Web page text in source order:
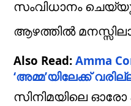
സംവിധാനം
ആഴത്തിൽ
Also Read: Amma
‘അമ്മ’യിലേക്ക്
സിനിമയിലെ ഓരോ